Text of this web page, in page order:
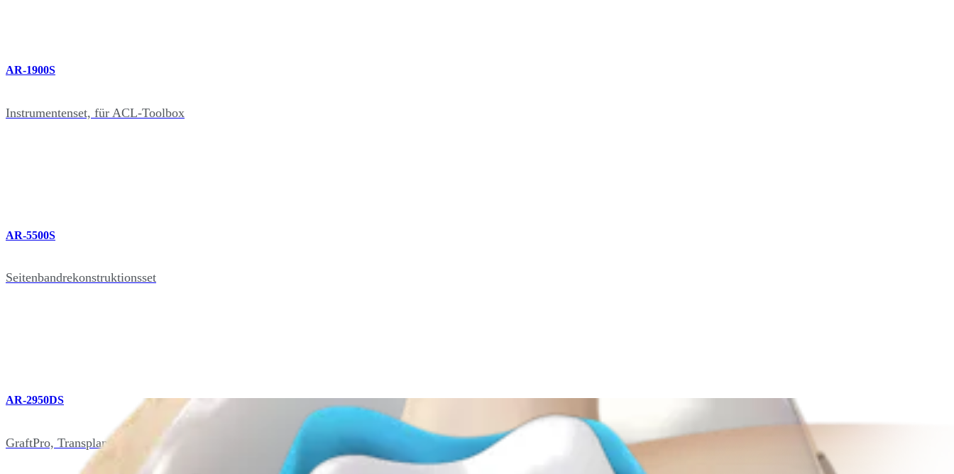
AR-1900S
Instrumentenset, für ACL-Toolbox
AR-5500S
Seitenbandrekonstruktionsset
AR-2950DS
GraftPro, Transplantatpräparationsset